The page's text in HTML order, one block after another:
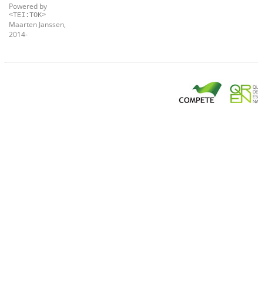
Powered by
<TEI:TOK>
Maarten Janssen,
2014-